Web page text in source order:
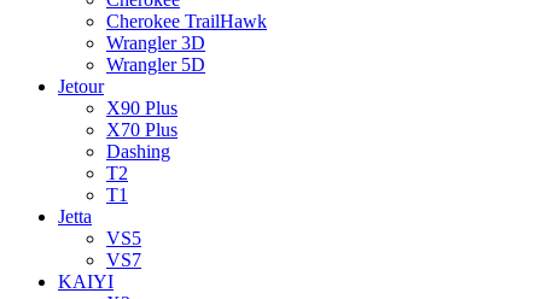
Cherokee TrailHawk
Wrangler 3D
Wrangler 5D
Jetour
X90 Plus
X70 Plus
Dashing
T2
T1
Jetta
VS5
VS7
KAIYI